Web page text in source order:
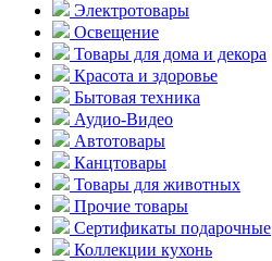
Электротовары
Освещение
Товары для дома и декора
Красота и здоровье
Бытовая техника
Аудио-Видео
Автотовары
Канцтовары
Товары для животных
Прочие товары
Сертификаты подарочные
Коллекции кухонь